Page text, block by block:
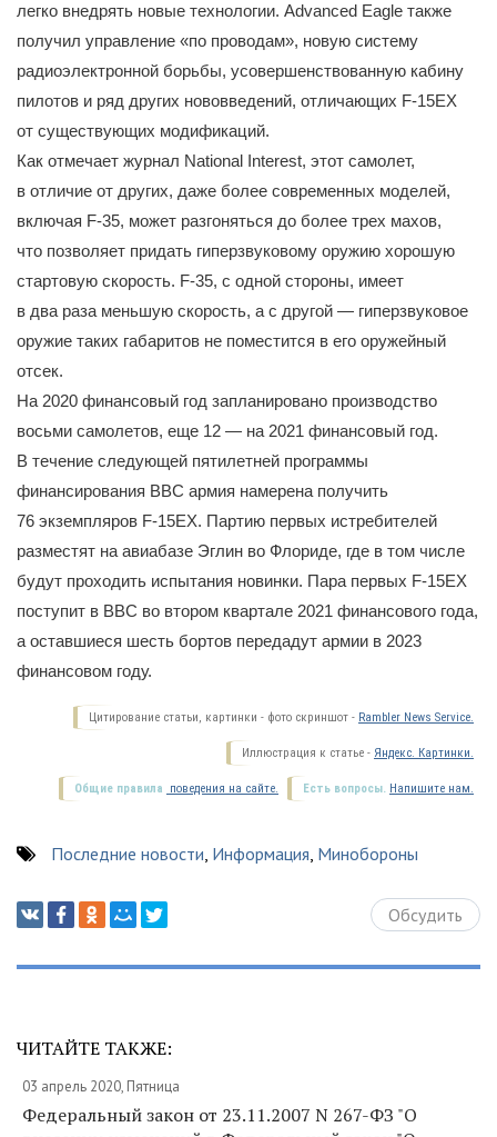
легко внедрять новые технологии. Advanced Eagle также
получил управление «по проводам», новую систему
радиоэлектронной борьбы, усовершенствованную кабину
пилотов и ряд других нововведений, отличающих F-15EX
от существующих модификаций.
Как отмечает журнал National Interest, этот самолет,
в отличие от других, даже более современных моделей,
включая F-35, может разгоняться до более трех махов,
что позволяет придать гиперзвуковому оружию хорошую
стартовую скорость. F-35, с одной стороны, имеет
в два раза меньшую скорость, а с другой — гиперзвуковое
оружие таких габаритов не поместится в его оружейный
отсек.
На 2020 финансовый год запланировано производство
восьми самолетов, еще 12 — на 2021 финансовый год.
В течение следующей пятилетней программы
финансирования ВВС армия намерена получить
76 экземпляров F-15EX. Партию первых истребителей
разместят на авиабазе Эглин во Флориде, где в том числе
будут проходить испытания новинки. Пара первых F-15EX
поступит в ВВС во втором квартале 2021 финансового года,
а оставшиеся шесть бортов передадут армии в 2023
финансовом году.
Цитирование статьи, картинки - фото скриншот - Rambler News Service.
Иллюстрация к статье - Яндекс. Картинки.
Есть вопросы. Напишите нам.
Общие правила поведения на сайте.
Последние новости, Информация, Минобороны
Обсудить
ЧИТАЙТЕ ТАКЖЕ:
03 апрель 2020, Пятница
Федеральный закон от 23.11.2007 N 267-ФЗ "О